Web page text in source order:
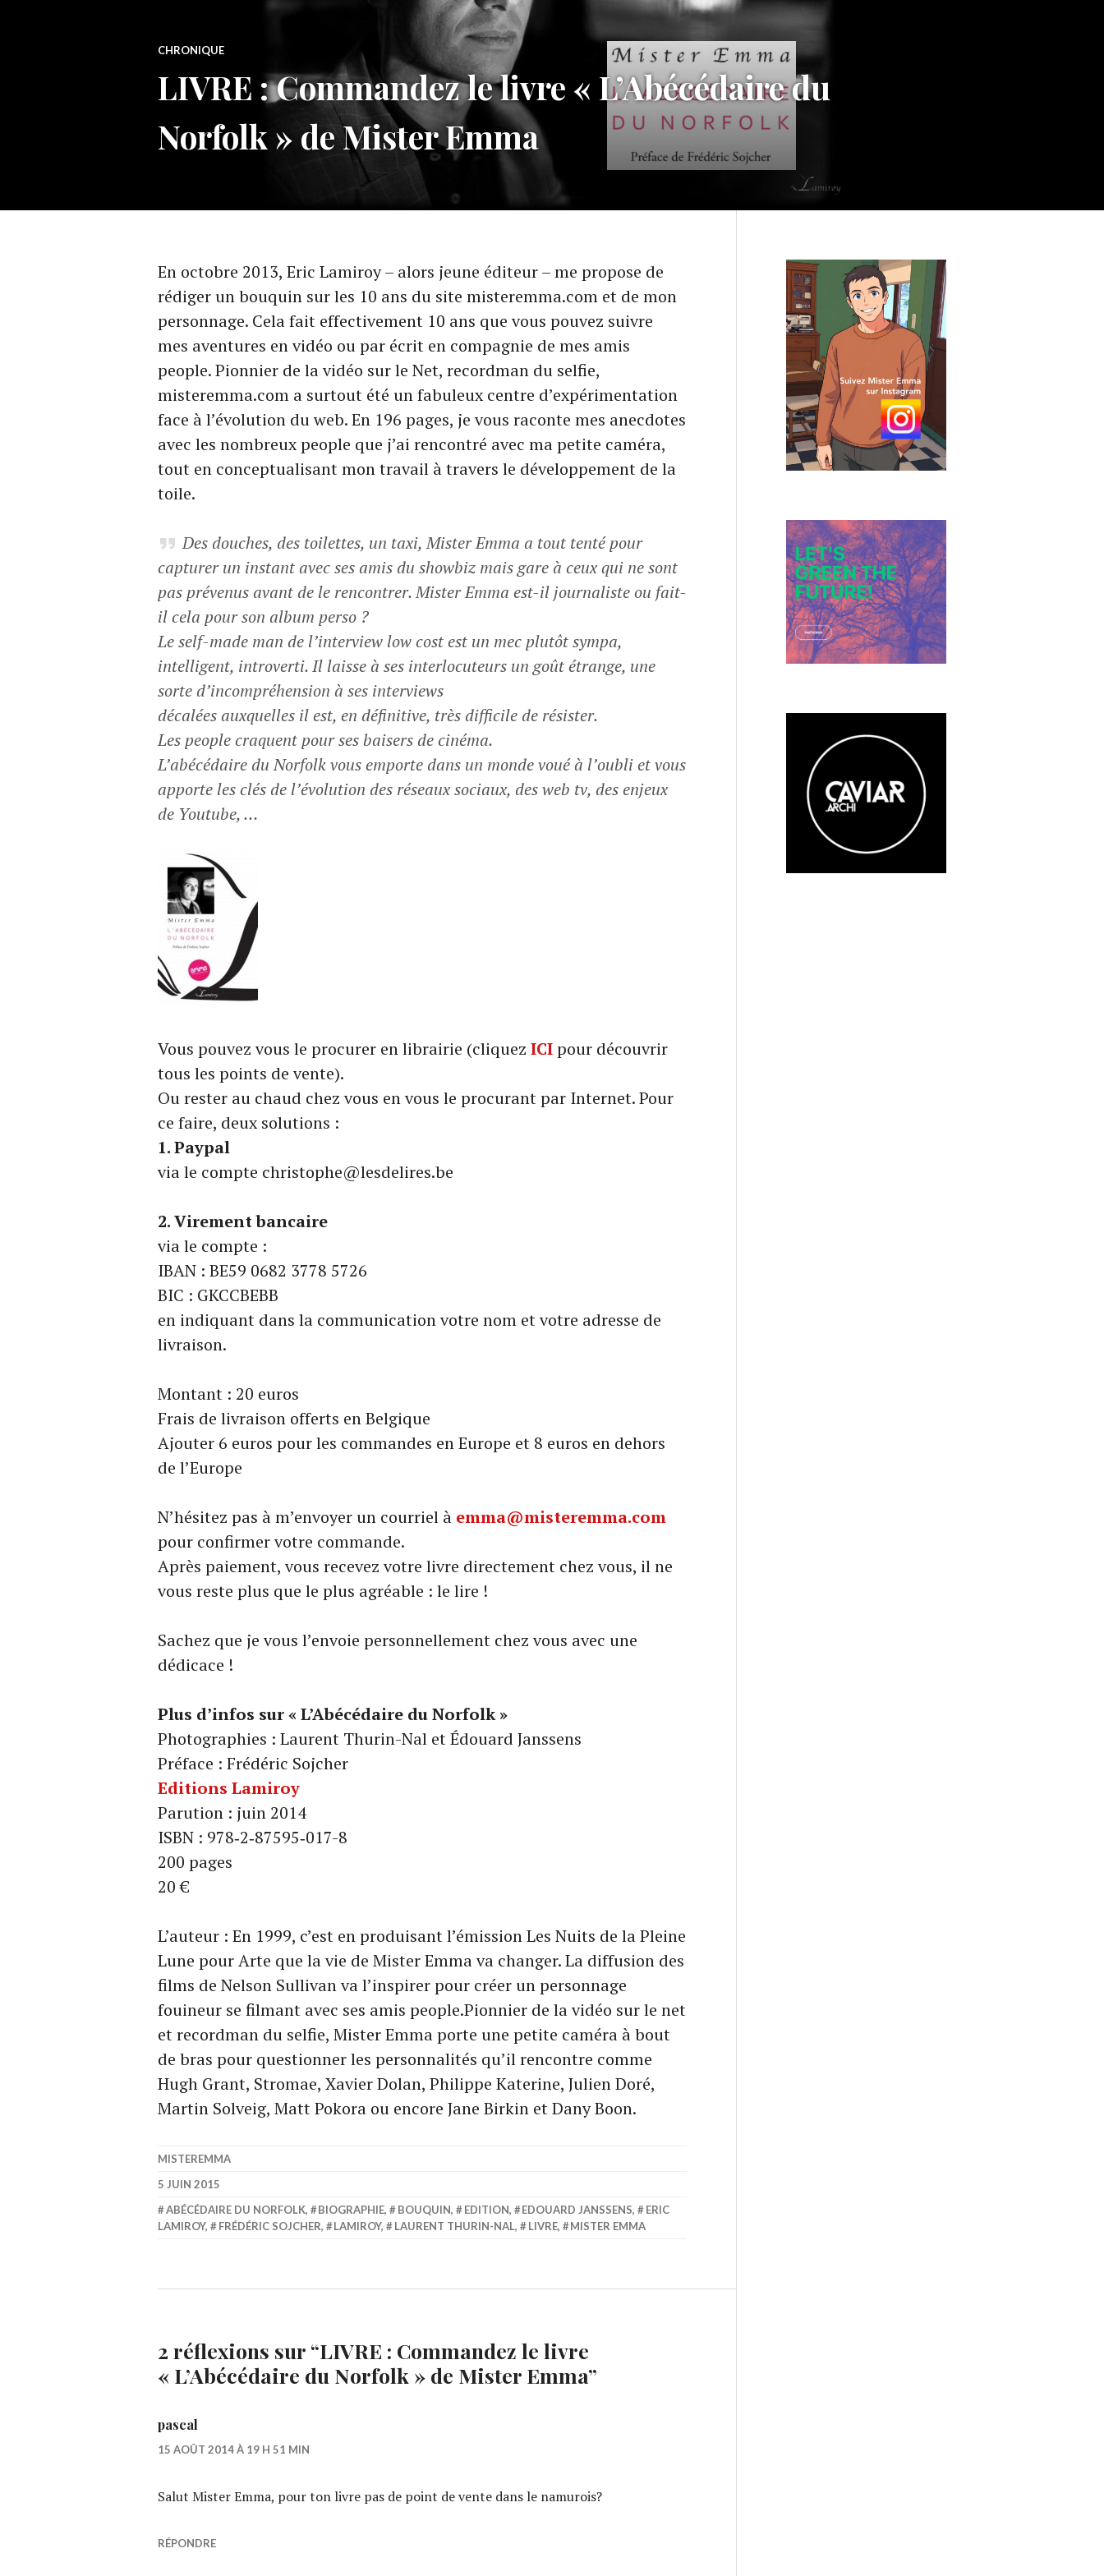
CHRONIQUE
LIVRE : Commandez le livre « L’Abécédaire du
Norfolk » de Mister Emma
En octobre 2013, Eric Lamiroy – alors jeune éditeur – me propose de
rédiger un bouquin sur les 10 ans du site misteremma.com et de mon
personnage. Cela fait effectivement 10 ans que vous pouvez suivre
mes aventures en vidéo ou par écrit en compagnie de mes amis
people. Pionnier de la vidéo sur le Net, recordman du selfie,
misteremma.com a surtout été un fabuleux centre d’expérimentation
face à l’évolution du web. En 196 pages, je vous raconte mes anecdotes
avec les nombreux people que j’ai rencontré avec ma petite caméra,
tout en conceptualisant mon travail à travers le développement de la
toile.
Des douches, des toilettes, un taxi, Mister Emma a tout tenté pour
capturer un instant avec ses amis du showbiz mais gare à ceux qui ne sont
pas prévenus avant de le rencontrer. Mister Emma est-il journaliste ou fait-
il cela pour son album perso ?
Le self-made man de l’interview low cost est un mec plutôt sympa,
intelligent, introverti. Il laisse à ses interlocuteurs un goût étrange, une
sorte d’incompréhension à ses interviews
décalées auxquelles il est, en définitive, très difficile de résister.
Les people craquent pour ses baisers de cinéma.
L’abécédaire du Norfolk vous emporte dans un monde voué à l’oubli et vous
apporte les clés de l’évolution des réseaux sociaux, des web tv, des enjeux
de Youtube, …
Vous pouvez vous le procurer en librairie (cliquez ICIpour découvrir
tous les points de vente).
Ou rester au chaud chez vous en vous le procurant par Internet. Pour
ce faire, deux solutions :
1. Paypal
via le compte christophe@lesdelires.be
2. Virement bancaire
via le compte :
IBAN : BE59 0682 3778 5726
BIC : GKCCBEBB
en indiquant dans la communication votre nom et votre adresse de
livraison.
Montant : 20 euros
Frais de livraison offerts en Belgique
Ajouter 6 euros pour les commandes en Europe et 8 euros en dehors
de l’Europe
N’hésitez pas à m’envoyer un courriel à emma@misteremma.com
pour confirmer votre commande.
Après paiement, vous recevez votre livre directement chez vous, il ne
vous reste plus que le plus agréable : le lire !
Sachez que je vous l’envoie personnellement chez vous avec une
dédicace !
Plus d’infos sur « L’Abécédaire du Norfolk »
Photographies : Laurent Thurin-Nal et Édouard Janssens
Préface : Frédéric Sojcher
Editions Lamiroy
Parution : juin 2014
ISBN : 978‑2‑87595‑017-8
200 pages
20 €
L’auteur : En 1999, c’est en produisant l’émission Les Nuits de la Pleine
Lune pour Arte que la vie de Mister Emma va changer. La diffusion des
films de Nelson Sullivan va l’inspirer pour créer un personnage
fouineur se filmant avec ses amis people.Pionnier de la vidéo sur le net
et recordman du selfie, Mister Emma porte une petite caméra à bout
de bras pour questionner les personnalités qu’il rencontre comme
Hugh Grant, Stromae, Xavier Dolan, Philippe Katerine, Julien Doré,
Martin Solveig, Matt Pokora ou encore Jane Birkin et Dany Boon.
MISTEREMMA
5 JUIN 2015
ABÉCÉDAIRE DU NORFOLK, BIOGRAPHIE, BOUQUIN, EDITION, EDOUARD JANSSENS,
ERIC
LAMIROY, FRÉDÉRIC SOJCHER, LAMIROY, LAURENT THURIN-NAL, LIVRE, MISTER EMMA
2 réflexions sur “LIVRE : Commandez le livre
« L’Abécédaire du Norfolk » de Mister Emma”
pascal
15 AOÛT 2014 À 19 H 51 MIN
Salut Mister Emma, pour ton livre pas de point de vente dans le namurois?
RÉPONDRE